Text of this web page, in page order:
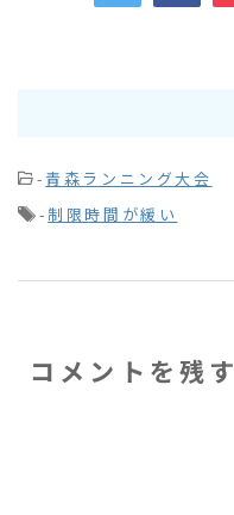
-青森ランニング大会
-制限時間が緩い
コメントを残す